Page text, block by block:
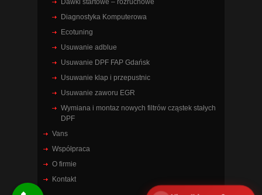
Dawki startowe – rozruchowe
Diagnostyka Komputerowa
Ecotuning
Usuwanie adblue
Usuwanie DPF FAP Gdańsk
Usuwanie klap i przepustnic
Usuwanie zaworu EGR
Wymiana i montaz nowych filtrów cząstek stałych
DPF
Vans
Współpraca
O firmie
Kontakt